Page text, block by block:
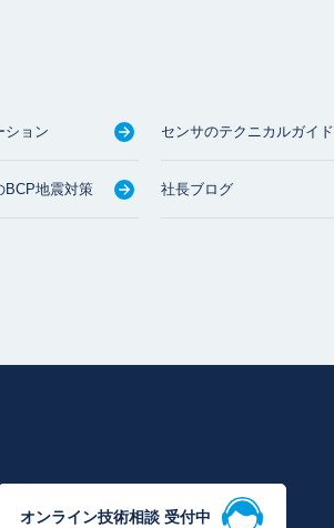
ション センサのテクニカルガイド
BCP地震対策 社長ブログ
オンライン技術相談 受付中